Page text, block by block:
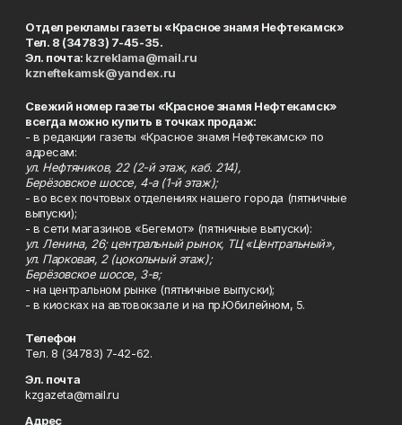
Отдел рекламы газеты «Красное знамя Нефтекамск»
Тел. 8 (34783) 7-45-35.
Эл. почта: kzreklama@mail.ru
kzneftekamsk@yandex.ru
Свежий номер газеты «Красное знамя Нефтекамск»
всегда можно купить в точках продаж:
- в редакции газеты «Красное знамя Нефтекамск» по
адресам:
ул. Нефтяников, 22 (2-й этаж, каб. 214),
Берёзовское шоссе, 4-а (1-й этаж);
- во всех почтовых отделениях нашего города (пятничные
выпуски);
- в сети магазинов «Бегемот» (пятничные выпуски):
ул. Ленина, 26; центральный рынок, ТЦ «Центральный»,
ул. Парковая, 2 (цокольный этаж);
Берёзовское шоссе, 3-в;
- на центральном рынке (пятничные выпуски);
- в киосках на автовокзале и на пр.Юбилейном, 5.
Телефон
Тел. 8 (34783) 7-42-62.
Эл. почта
kzgazeta@mail.ru
Адрес